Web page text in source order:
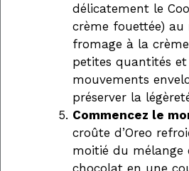
délicatement le
crème fouettée) au
fromage à la
petites quantités et
mouvements
préserver la
Commencez le
croûte d’Oreo
moitié du mélange
chocolat en une